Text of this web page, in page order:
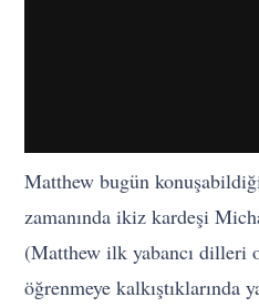
Matthew bugün
zamanında ikiz kardeşi
(Matthew ilk yabancı dilleri
öğrenmeye kalkıştıklarında